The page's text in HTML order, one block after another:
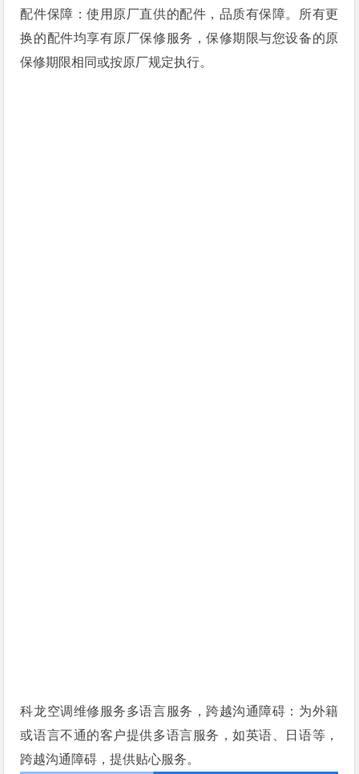
配件保障：使用原厂直供的配件，品质有保障。所有更
换的配件均享有原厂保修服务，保修期限与您设备的原
保修期限相同或按原厂规定执行。
科龙空调维修服务多语言服务，跨越沟通障碍：为外籍
或语言不通的客户提供多语言服务，如英语、日语等，
跨越沟通障碍，提供贴心服务。